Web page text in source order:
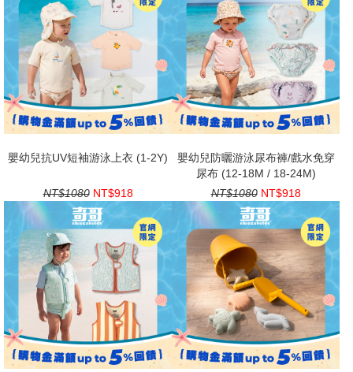
嬰幼兒抗UV短袖游泳上衣 (1-2Y)
NT$1080 NT$918
嬰幼兒防曬游泳尿布褲/戲水免穿
尿布 (12-18M / 18-24M)
NT$1080 NT$918